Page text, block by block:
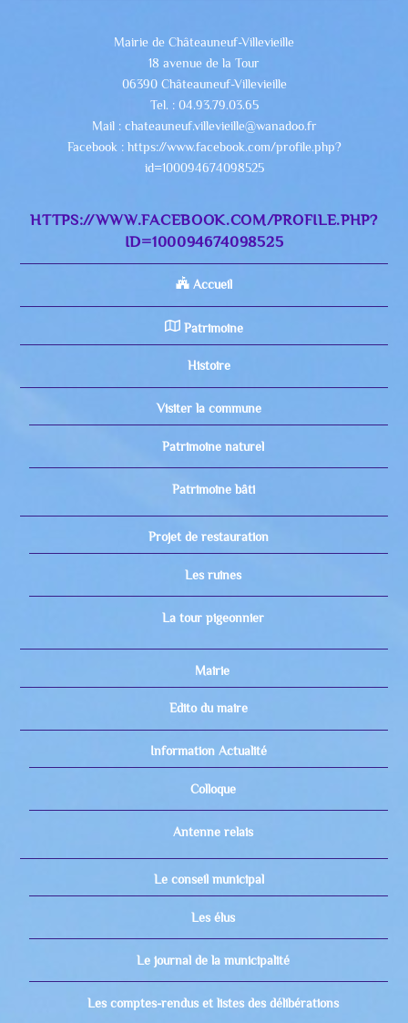
Mairie de Châteauneuf-Villevieille
18 avenue de la Tour
06390 Châteauneuf-Villevieille
Tel. : 04.93.79.03.65
Mail : chateauneuf.villevieille@wanadoo.fr
Facebook : https://www.facebook.com/profile.php?
id=100094674098525
HTTPS://WWW.FACEBOOK.COM/PROFILE.PHP?
ID=100094674098525
Accueil
Patrimoine
Histoire
Visiter la commune
Patrimoine naturel
Patrimoine bâti
Projet de restauration
Les ruines
La tour pigeonnier
Mairie
Edito du maire
Information Actualité
Colloque
Antenne relais
Le conseil municipal
Les élus
Le journal de la municipalité
Les comptes-rendus et listes des délibérations